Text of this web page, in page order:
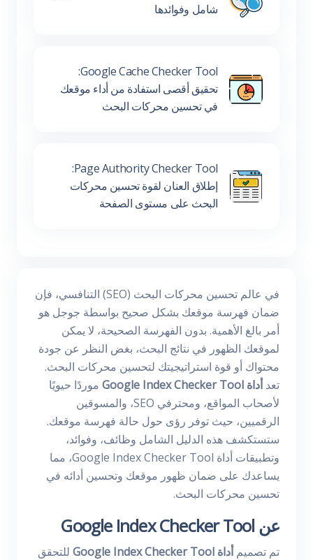
شامل وفوائدها
Google Cache Checker Tool:
تحقيق أقصى استفادة من أداء موقعك
في تحسين محركات البحث
Page Authority Checker Tool:
إطلاق العنان لقوة تحسين محركات
البحث على مستوى الصفحة
في عالم تحسين محركات البحث (SEO) التنافسي، فإن
ضمان فهرسة موقعك بشكل صحيح بواسطة جوجل هو
أمر بالغ الأهمية. بدون الفهرسة الصحيحة، لا يمكن
لموقعك الظهور في نتائج البحث، بغض النظر عن جودة
محتواك أو قوة استراتيجيتك لتحسين محركات البحث.
تعدأداة Google Index Checker Tool
موردًا حيويًا
لأصحاب المواقع، ومحترفي SEO، والمسوقين
الرقميين، حيث توفر رؤى حول حالة فهرسة موقعك.
ستستكشف هذه الدليل الشامل وظائف، وفوائد،
وتطبيقات أداة Google Index Checker Tool، مما
يساعدك على ضمان ظهور موقعك وتحسين أدائه في
تحسين محركات البحث.
عن Google Index Checker Tool
تم تصميمأداة Google Index Checker Tool للتحقق